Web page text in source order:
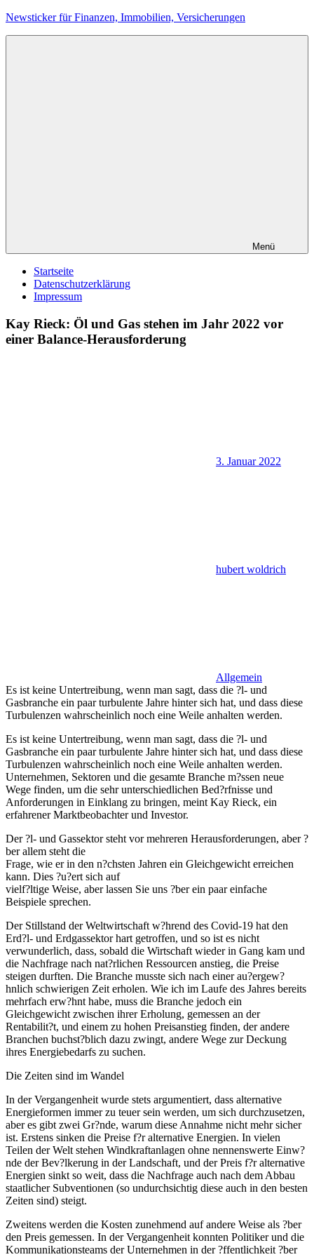
Zum
Newsticker für Finanzen, Immobilien, Versicherungen
Menü
Startseite
Datenschutzerklärung
Impressum
Kay Rieck: Öl und Gas stehen im Jahr 2022 vor
einer Balance-Herausforderung
3. Januar 2022
hubert woldrich
Allgemein
Es ist keine Untertreibung, wenn man sagt, dass die ?l- und
Gasbranche ein paar turbulente Jahre hinter sich hat, und dass diese
Turbulenzen wahrscheinlich noch eine Weile anhalten werden.
Es ist keine Untertreibung, wenn man sagt, dass die ?l- und
Gasbranche ein paar turbulente Jahre hinter sich hat, und dass diese
Turbulenzen wahrscheinlich noch eine Weile anhalten werden.
Unternehmen, Sektoren und die gesamte Branche m?ssen neue
Wege finden, um die sehr unterschiedlichen Bed?rfnisse und
Anforderungen in Einklang zu bringen, meint Kay Rieck, ein
erfahrener Marktbeobachter und Investor.
Der ?l- und Gassektor steht vor mehreren Herausforderungen, aber ?
ber allem steht die
Frage, wie er in den n?chsten Jahren ein Gleichgewicht erreichen
kann. Dies ?u?ert sich auf
vielf?ltige Weise, aber lassen Sie uns ?ber ein paar einfache
Beispiele sprechen.
Der Stillstand der Weltwirtschaft w?hrend des Covid-19 hat den
Erd?l- und Erdgassektor hart getroffen, und so ist es nicht
verwunderlich, dass, sobald die Wirtschaft wieder in Gang kam und
die Nachfrage nach nat?rlichen Ressourcen anstieg, die Preise
steigen durften. Die Branche musste sich nach einer au?ergew?
hnlich schwierigen Zeit erholen. Wie ich im Laufe des Jahres bereits
mehrfach erw?hnt habe, muss die Branche jedoch ein
Gleichgewicht zwischen ihrer Erholung, gemessen an der
Rentabilit?t, und einem zu hohen Preisanstieg finden, der andere
Branchen buchst?blich dazu zwingt, andere Wege zur Deckung
ihres Energiebedarfs zu suchen.
Die Zeiten sind im Wandel
In der Vergangenheit wurde stets argumentiert, dass alternative
Energieformen immer zu teuer sein werden, um sich durchzusetzen,
aber es gibt zwei Gr?nde, warum diese Annahme nicht mehr sicher
ist. Erstens sinken die Preise f?r alternative Energien. In vielen
Teilen der Welt stehen Windkraftanlagen ohne nennenswerte Einw?
nde der Bev?lkerung in der Landschaft, und der Preis f?r alternative
Energien sinkt so weit, dass die Nachfrage auch nach dem Abbau
staatlicher Subventionen (so undurchsichtig diese auch in den besten
Zeiten sind) steigt.
Zweitens werden die Kosten zunehmend auf andere Weise als ?ber
den Preis gemessen. In der Vergangenheit konnten Politiker und die
Kommunikationsteams der Unternehmen in der ?ffentlichkeit ?ber